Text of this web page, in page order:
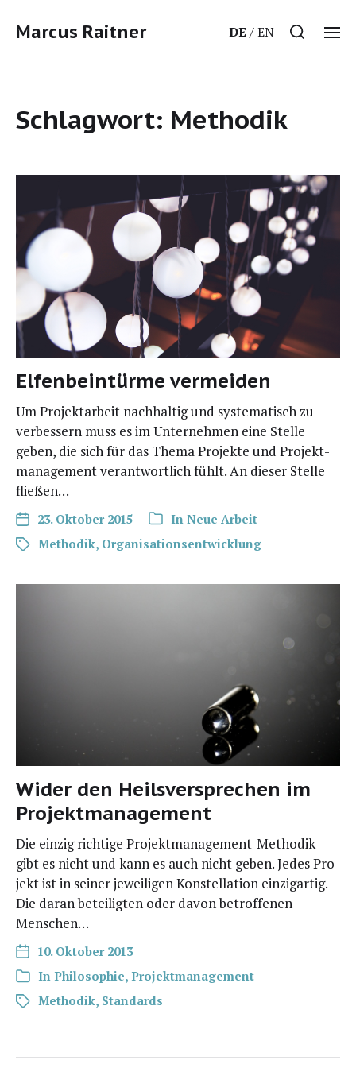
Marcus Raitner DE EN
Schlagwort: Methodik
Elfenbeintürme vermeiden
Um Pro­jekt­ar­beit nach­hal­tig und sys­te­ma­tisch zu
ver­bes­sern muss es im Unter­neh­men eine Stel­le
geben, die sich für das The­ma Pro­jek­te und Pro­jekt­
ma­nage­ment ver­ant­wort­lich fühlt. An die­ser Stel­le
fließen…
23. Oktober 2015 In Neue Arbeit
Methodik, Organisationsentwicklung
Wider den Heilsversprechen im
Projektmanagement
Die ein­zig rich­ti­ge Pro­­jek­t­­ma­­na­ge­­ment-Metho­­dik
gibt es nicht und kann es auch nicht geben. Jedes Pro­
jekt ist in sei­ner jewei­li­gen Kon­stel­la­ti­on ein­zig­ar­tig.
Die dar­an betei­lig­ten oder davon betrof­fe­nen
Menschen…
10. Oktober 2013
In Philosophie, Projektmanagement
Methodik, Standards